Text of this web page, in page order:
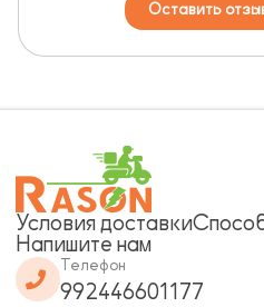
Оставить
Условия доставки
Напишите нам
Телефон
992446601177